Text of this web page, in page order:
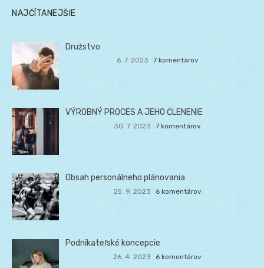
NAJČÍTANEJŠIE
Družstvo
6. 7. 2023 7 komentárov
VÝROBNÝ PROCES A JEHO ČLENENIE
30. 7. 2023 7 komentárov
Obsah personálneho plánovania
25. 9. 2023 6 komentárov
Podnikateľské koncepcie
26. 4. 2023 6 komentárov